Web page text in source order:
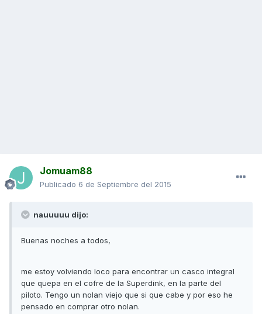
Jomuam88
Publicado 6 de Septiembre del 2015
nauuuuu dijo:
Buenas noches a todos,
me estoy volviendo loco para encontrar un casco integral
que quepa en el cofre de la Superdink, en la parte del
piloto. Tengo un nolan viejo que si que cabe y por eso he
pensado en comprar otro nolan.